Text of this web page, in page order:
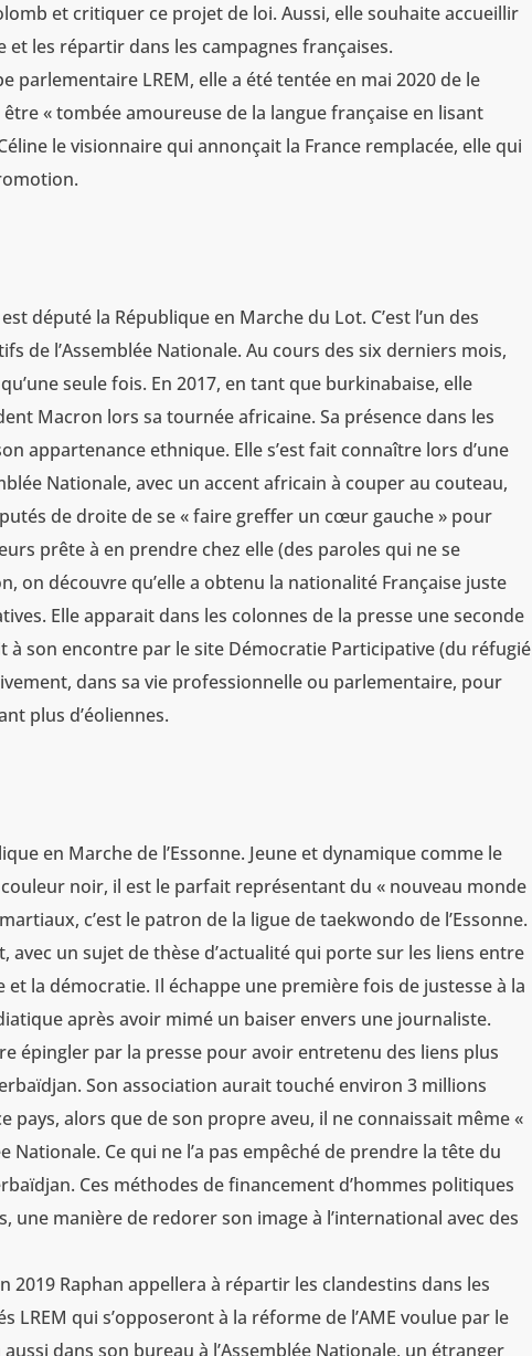
et critiquer ce projet de loi. Aussi, elle souhaite accueillir
les répartir dans les campagnes françaises.
parlementaire LREM, elle a été tentée en mai 2020 de le
« tombée amoureuse de la langue française en lisant
le visionnaire qui annonçait la France remplacée, elle qui
député la République en Marche du Lot. C’est l’un des
de l’Assemblée Nationale. Au cours des six derniers mois,
seule fois. En 2017, en tant que burkinabaise, elle
Macron lors sa tournée africaine. Sa présence dans les
appartenance ethnique. Elle s’est fait connaître lors d’une
Nationale, avec un accent africain à couper au couteau,
de droite de se « faire greffer un cœur gauche » pour
prête à en prendre chez elle (des paroles qui ne se
on découvre qu’elle a obtenu la nationalité Française juste
Elle apparait dans les colonnes de la presse une seconde
son encontre par le site Démocratie Participative (du réfugié
dans sa vie professionnelle ou parlementaire, pour
plus d’éoliennes.
en Marche de l’Essonne. Jeune et dynamique comme le
noir, il est le parfait représentant du « nouveau monde
c’est le patron de la ligue de taekwondo de l’Essonne.
avec un sujet de thèse d’actualité qui porte sur les liens entre
et la démocratie. Il échappe une première fois de justesse à la
après avoir mimé un baiser envers une journaliste.
épingler par la presse pour avoir entretenu des liens plus
Son association aurait touché environ 3 millions
pays, alors que de son propre aveu, il ne connaissait même «
Nationale. Ce qui ne l’a pas empêché de prendre la tête du
Ces méthodes de financement d’hommes politiques
une manière de redorer son image à l’international avec des
2019 Raphan appellera à répartir les clandestins dans les
qui s’opposeront à la réforme de l’AME voulue par le
dans son bureau à l’Assemblée Nationale, un étranger